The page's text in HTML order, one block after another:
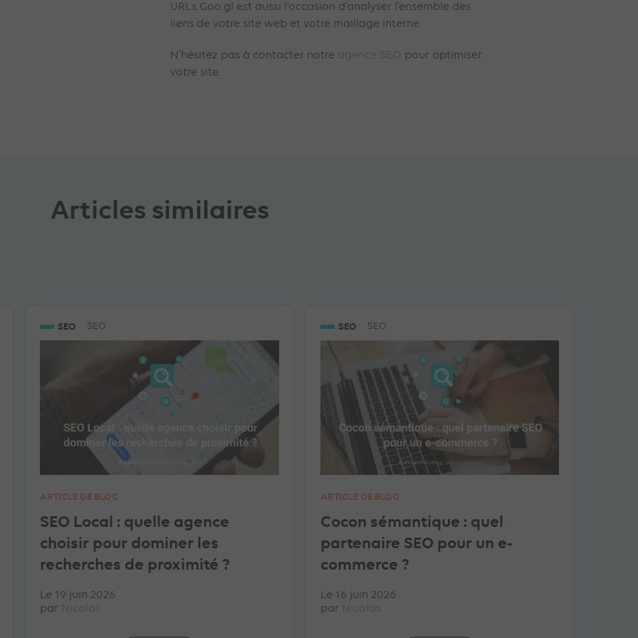
URLs Goo.gl est aussi l’occasion d’analyser l’ensemble des
liens de votre site web et votre maillage interne.
N’hésitez pas à contacter notre agence SEO pour optimiser
votre site.
Articles similaires
SEO SEO
ARTICLE DE BLOG
SEO Local : quelle agence
choisir pour dominer les
recherches de proximité ?
Le 19 juin 2026
par Nicolas
SEO SEO
ARTICLE DE BLOG
Cocon sémantique : quel
partenaire SEO pour un e-
commerce ?
Le 16 juin 2026
par Nicolas